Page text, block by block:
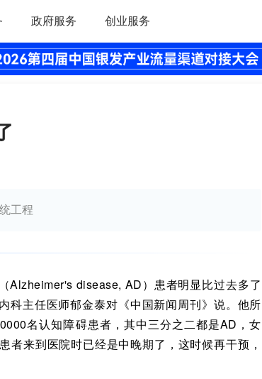
政府服务 创业服务
工程
Alzheimer's disease, AD）患者明显比过去多了
科主任医师郁金泰对《中国新闻周刊》说。他所
名认知障碍患者，其中三分之二都是AD，女
者来到医院时已经是中晚期了，这时候再干预，